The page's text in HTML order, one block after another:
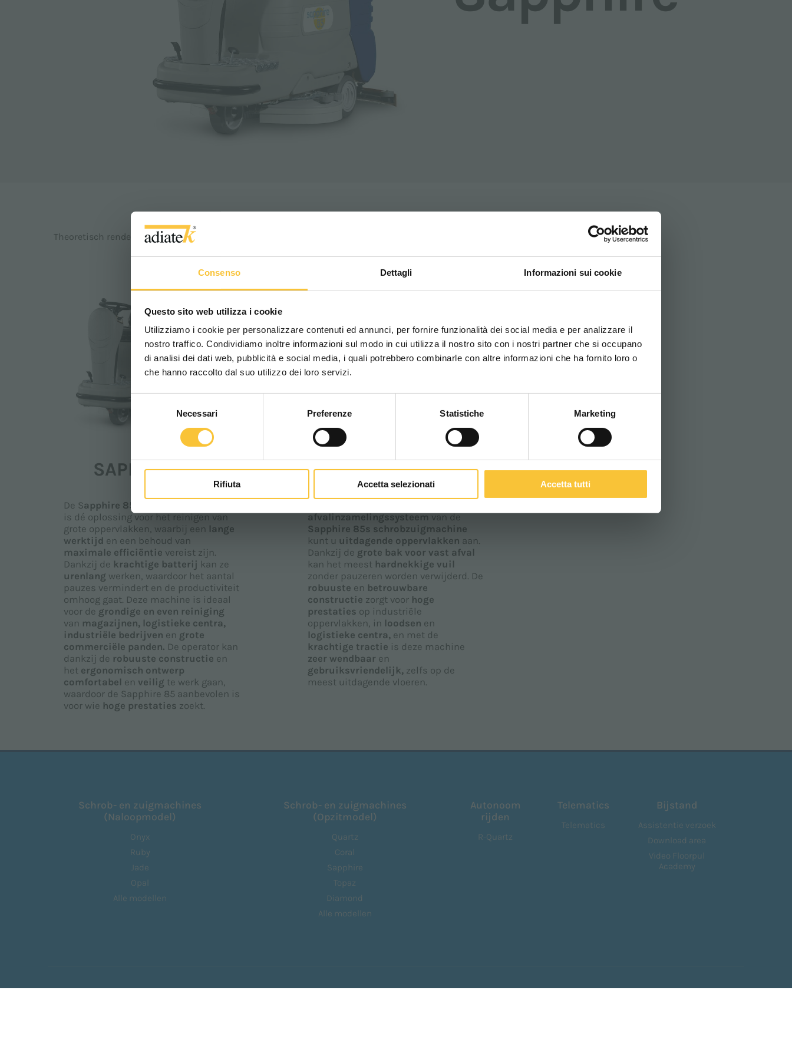
Consenso Dettagli Informazioni sui cookie
Questo sito web utilizza i cookie
Utilizziamo i cookie per personalizzare contenuti ed annunci, per fornire funzionalità dei social media e per analizzare il
nostro traffico. Condividiamo inoltre informazioni sul modo in cui utilizza il nostro sito con i nostri partner che si occupano
di analisi dei dati web, pubblicità e social media, i quali potrebbero combinarle con altre informazioni che ha fornito loro o
che hanno raccolto dal suo utilizzo dei loro servizi.
Necessari Preferenze Statistiche Marketing
Rifiuta Accetta selezionati Accetta tutti
Theoretisch rendement: 5200 m
Sapphire
SAPPHIRE 85
De Sapphire 85 schrobzuigmachine
is dé oplossing voor het reinigen van
grote oppervlakken, waarbij een lange
werktijd en een behoud van
maximale efficiëntie vereist zijn.
Dankzij de krachtige batterij kan ze
urenlang werken, waardoor het aantal
pauzes vermindert en de productiviteit
omhoog gaat. Deze machine is ideaal
voor de grondige en even reiniging
van magazijnen, logistieke centra,
industriële bedrijven en grote
commerciële panden. De operator kan
dankzij de robuuste constructie en
het ergonomisch ontwerp
comfortabel en veilig te werk gaan,
waardoor de Sapphire 85 aanbevolen is
voor wie hoge prestaties zoekt.
Sapphire
SAPPHIRE 85 S
afvalinzamelingssysteemvan de
Sapphire 85s schrobzuigmachine
kunt u uitdagende oppervlakken aan.
Dankzij de grote bak voor vast afval
kan het meest hardnekkige vuil
zonder pauzeren worden verwijderd. De
robuuste en betrouwbare
constructie zorgt voor hoge
prestaties op industriële
oppervlakken, in loodsen en
logistieke centra, en met de
krachtige tractie is deze machine
zeer wendbaar en
gebruiksvriendelijk, zelfs op de
meest uitdagende vloeren.
Schrob- en zuigmachines
(Naloopmodel)
Onyx
Ruby
Jade
Opal
Alle modellen
Schrob- en zuigmachines
(Opzitmodel)
Quartz
Coral
Sapphire
Topaz
Diamond
Alle modellen
Autonoom
rijden
R-Quartz
Telematics
Telematics
Bijstand
Assistentie verzoek
Download area
Video Floorpul
Academy
WORLDWIDE ITALIANO